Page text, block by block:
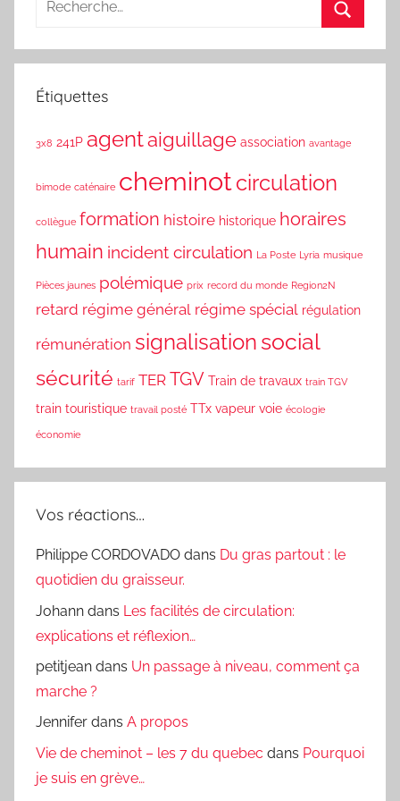
Étiquettes
3x8 241P agentaiguillage association avantage
bimode caténaire cheminotcirculation
collègue formation histoire historique horaires
humain incident circulation La Poste Lyria musique
Pièces jaunes polémique prix record du monde Region2N
retard régime général régime spécial régulation
rémunération signalisation social
sécurité tarif TER TGV Train de travaux train TGV
train touristique travail posté TTx vapeur voie écologie
économie
Vos réactions…
Philippe CORDOVADO dans Du gras partout : le
quotidien du graisseur.
Johann dans Les facilités de circulation:
explications et réflexion…
petitjean dans Un passage à niveau, comment ça
marche ?
Jennifer dans A propos
Vie de cheminot – les 7 du quebec dans Pourquoi
je suis en grève…